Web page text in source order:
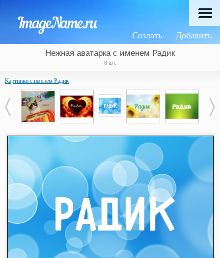
Добавить
Создать
Нежная аватарка с именем Радик
8 шт.
Картинки с именем Радик